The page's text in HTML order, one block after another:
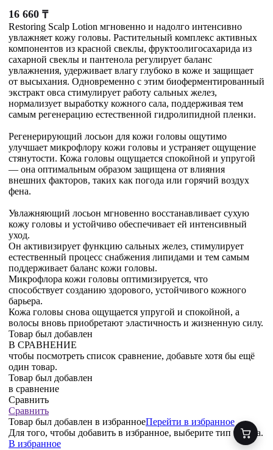
16 660 ₸
Restoring Scalp Lotion мгновенно и надолго интенсивно
увлажняет кожу головы. Растительный комплекс активных
компонентов из красной свеклы, фруктоолигосахарида из
сахарной свеклы и пантенола регулирует баланс
увлажнения, удерживает влагу глубоко в коже и защищает
от высыхания. Одновременно с этим биоферментированный
экстракт овса стимулирует работу сальных желез,
нормализует выработку кожного сала, поддерживая тем
самым регенерацию естественной гидролипидной пленки.
Регенерирующий лосьон для кожи головы ощутимо
улучшает микрофлору кожи головы и устраняет ощущение
стянутости. Кожа головы ощущается спокойной и упругой
— она оптимальным образом защищена от влияния
внешних факторов, таких как погода или горячий воздух
фена.
Увлажняющий лосьон мгновенно восстанавливает сухую
кожу головы и устойчиво обеспечивает ей интенсивный
уход.
Он активизирует функцию сальных желез, стимулирует
естественный процесс снабжения липидами и тем самым
поддерживает баланс кожи головы.
Микрофлора кожи головы оптимизируется, что
способствует созданию здорового, устойчивого кожного
барьера.
Кожа головы снова ощущается упругой и спокойной, а
волосы вновь приобретают эластичность и жизненную силу.
Товар был добавлен
В СРАВНЕНИЕ
чтобы посмотреть список сравнение, добавьте хотя бы ещё
один товар.
Товар был добавлен
в сравнение
Сравнить
Сравнить
Товар был добавлен в избранноеПерейти в избранное
Для того, чтобы добавить в избранное, выберите тип товара.
В избранное